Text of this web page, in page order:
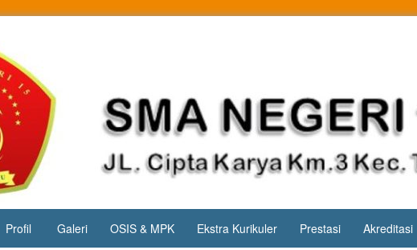
Profil Galeri OSIS & MPK Ekstra Kurikuler Prestasi Akreditasi